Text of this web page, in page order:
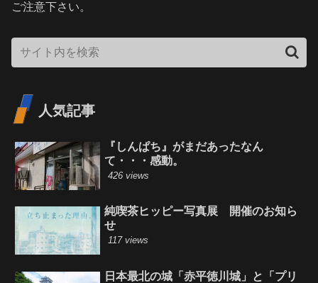
ご注意下さい。
人気記事
『しんぱち』がまだあったなん
て・・・感動。
426 views
純喫茶ヒッピー写真展 開催のお知ら
せ
117 views
日本最北の城「赤平徳川城」と「プリ